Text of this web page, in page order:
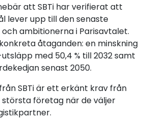
att SBTi har verifierat att
lever upp till den senaste
ambitionerna i Parisavtalet.
åtaganden: en minskning
med 50,4 % till 2032 samt
senast 2050.
SBTi är ett erkänt krav från
största företag när de väljer